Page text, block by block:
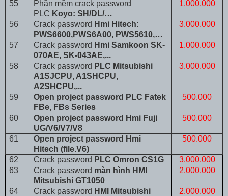
55
Phần mềm crack password
PLC Koyo: SH/DL/…
1.000.000
56 Crack password Hmi Hitech:
PWS6600,PWS6A00, PWS5610,…
3.000.000
57 Crack password Hmi Samkoon SK-
070AE, SK-043AE,...
1.000.000
58 Crack password PLC Mitsubishi
A1SJCPU, A1SHCPU,
A2SHCPU,...
3.000.000
59
Open project password PLC Fatek
FBe, FBs Series
500.000
60
Open project password Hmi Fuji
UG/V6/V7/V8
500.000
61
Open project password Hmi
Hitech (file.V6)
500.000
62 Crack password PLC Omron CS1G
3.000.000
63
Crack password màn hình HMI
Mitsubishi GT1050
2.000.000
64 Crack password HMI Mitsubishi
2.000.000